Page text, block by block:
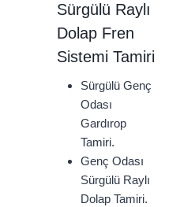
Sürgülü Raylı
Dolap Fren
Sistemi Tamiri
Sürgülü Genç
Odası
Gardırop
Tamiri.
Genç Odası
Sürgülü Raylı
Dolap Tamiri.